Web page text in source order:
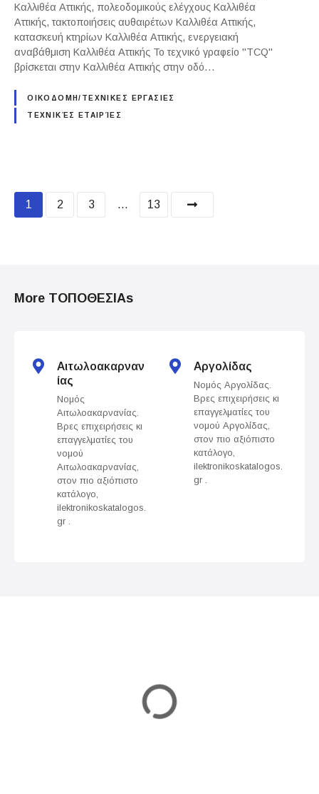
Καλλιθέα Αττικής, πολεοδομικούς ελέγχους Καλλιθέα
Αττικής, τακτοποιήσεις αυθαιρέτων Καλλιθέα Αττικής,
κατασκευή κτηρίων Καλλιθέα Αττικής, ενεργειακή
αναβάθμιση Καλλιθέα Αττικής Το τεχνικό γραφείο "TCQ"
βρίσκεται στην Καλλιθέα Αττικής στην οδό…
ΟΙΚΟΔΟΜΗ/ΤΕΧΝΙΚΕΣ ΕΡΓΑΣΙΕΣ
ΤΕΧΝΙΚΈΣ ΕΤΑΙΡΊΕΣ
P
t
1 2 3 … 13
More ΤΟΠΟΘΕΣΙΑs
Αιτωλοακαρναν
ίας
Νομός
Αιτωλοακαρνανίας.
Βρες επιχειρήσεις κι
επαγγελματίες του
νομού
Αιτωλοακαρνανίας,
στον πιο αξιόπιστο
κατάλογο,
ilektronikoskatalogos.
gr .
Αργολίδας
Νομός Αργολίδας.
Βρες επιχειρήσεις κι
επαγγελματίες του
νομού Αργολίδας,
στον πιο αξιόπιστο
κατάλογο,
ilektronikoskatalogos.
gr .